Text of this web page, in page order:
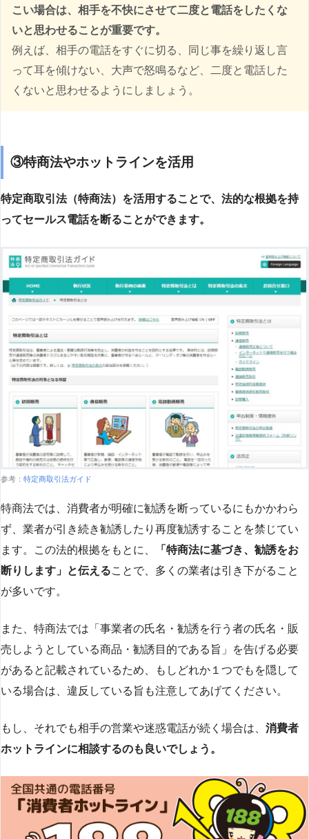
こい場合は、相手を不快にさせて二度と電話をしたくな
いと思わせることが重要です。
例えば、相手の電話をすぐに切る、同じ事を繰り返し言
って耳を傾けない、大声で怒鳴るなど、二度と電話した
くないと思わせるようにしましょう。
③特商法やホットラインを活用
特定商取引法（特商法）を活用することで、法的な根拠を持
ってセールス電話を断ることができます。
参考： 特定商取引法ガイド
特商法では、消費者が明確に勧誘を断っているにもかかわら
ず、業者が引き続き勧誘したり再度勧誘することを禁じてい
ます。この法的根拠をもとに、
「特商法に基づき、勧誘をお
断りします」と伝えることで、多くの業者は引き下がること
が多いです​​。
また、特商法では「事業者の氏名・勧誘を行う者の氏名・販
売しようとしている商品・勧誘目的である旨」を告げる必要
があると記載されているため、もしどれか１つでもを隠して
いる場合は、違反している旨も注意してあげてください。
もし、それでも相手の営業や迷惑電話が続く場合は、 消費者
ホットラインに相談するのも良いでしょう。